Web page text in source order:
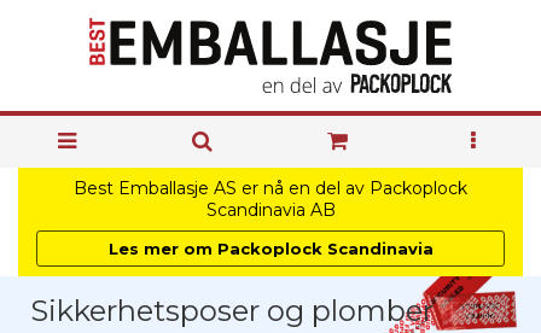
Best Emballasje AS er nå en del av Packoplock
Scandinavia AB
Les mer om Packoplock Scandinavia
Sikkerhetsposer og plomber